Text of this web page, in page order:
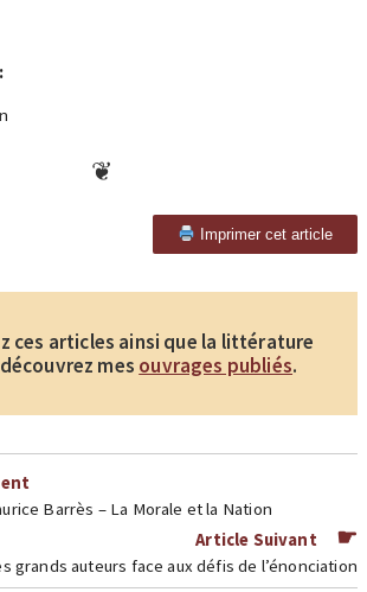
Imprimer cet article
ces articles ainsi que la littérature
mes ouvrages publiés.
Barrès – La Morale et la Nation
Article Suivant
grands auteurs face aux défis de l’énonciation